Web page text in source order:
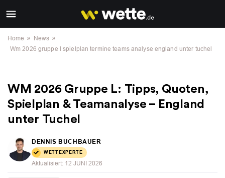
Home » News »
Wm 2026 gruppe l spielplan termine teams analyse england unter tuchel
WM 2026 Gruppe L: Tipps, Quoten,
Spielplan & Teamanalyse – England
unter Tuchel
DENNIS BUCHBAUER
WETTEXPERTE
Aktualisiert: 12 JUNI 2026